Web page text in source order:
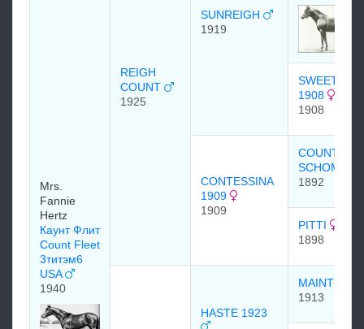
Mrs.
Fannie
Hertz
Каунт Флит
Count Fleet
3титэм6
USA
1940
REIGH
COUNT
1925
SUNREIGH
1919
SWEET
1908
1908
CONTESSINA
1909
1909
COUNT
1892
PITTI
1898
HASTE 1923
1913